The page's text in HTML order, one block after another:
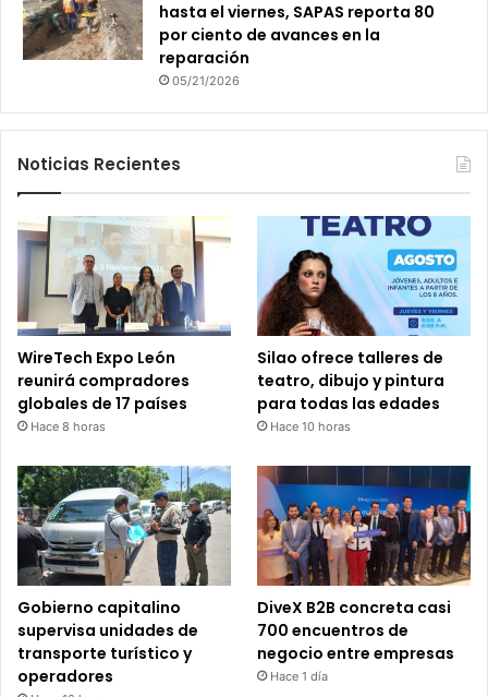
hasta el viernes, SAPAS reporta 80
por ciento de avances en la
reparación
05/21/2026
Noticias Recientes
WireTech Expo León
reunirá compradores
globales de 17 países
Hace 8 horas
Silao ofrece talleres de
teatro, dibujo y pintura
para todas las edades
Hace 10 horas
Gobierno capitalino
supervisa unidades de
transporte turístico y
operadores
DiveX B2B concreta casi
700 encuentros de
negocio entre empresas
Hace 1 día